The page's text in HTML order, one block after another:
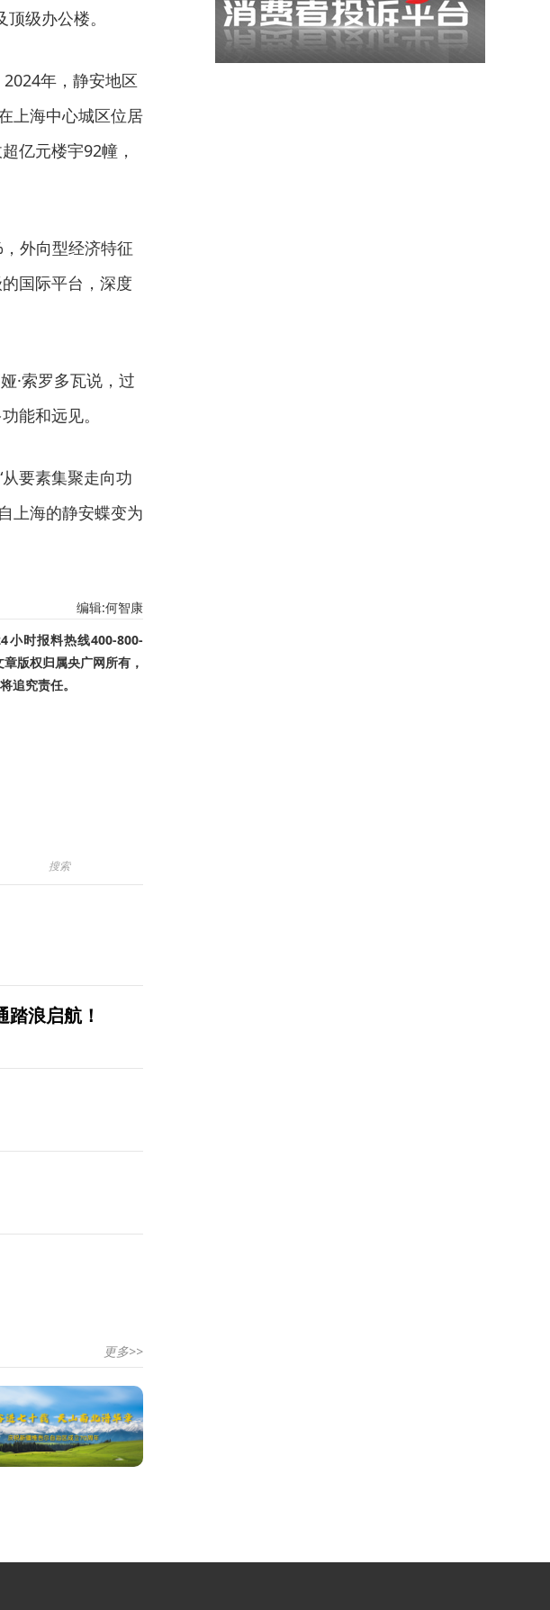
级办公楼。
年，静安地区
上海中心城区位居
亿元楼宇92幢，
外向型经济特征
国际平台，深度
·索罗多瓦说，过
能和远见。
要素集聚走向功
上海的静安蝶变为
编辑:何智康
小时报料热线400-800-
版权归属央广网所有，
追究责任。
浪启航！
更多>>